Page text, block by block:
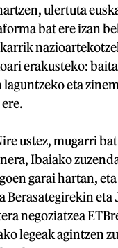
ulertuta
bat ere izan
erakusteko:
eta
ustez, mugarri
Ibaiako
garai hartan,
Berasategirekin eta
negoziatzea
legeak agintzen